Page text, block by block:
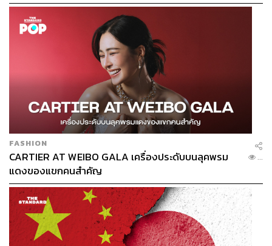
FASHION
CARTIER AT WEIBO GALA เครื่องประดับบนลุคพรม
แดงของแขกคนสำคัญ
...